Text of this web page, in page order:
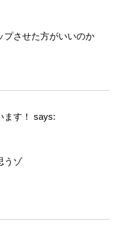
プさせた方がいいのか
す！
says:
うゾ